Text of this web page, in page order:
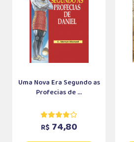
Uma Nova Era Segundo as
Profecias de ...
R$ 74,80